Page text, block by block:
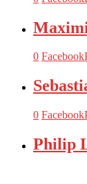
0 Facebook
0 Facebook
Philip